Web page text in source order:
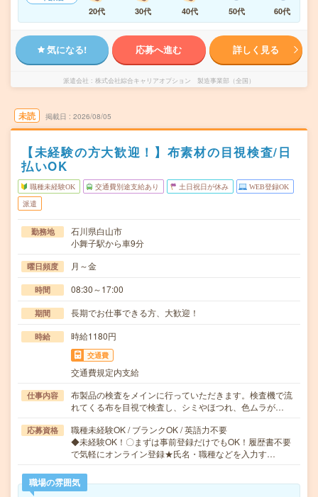
20代
30代 40代 50代 60代
気になる! 応募へ進む 詳しく見る
派遣会社 株式会社綜合キャリアオプション 製造事業部（全国）
未読 掲載日 2026/08/05
【未経験の方大歓迎！】布素材の目視検査/日
払いOK
職種未経験OK 交通費別途支給あり 土日祝日が休み WEB登録OK
派遣
勤務地
石川県白山市
小舞子駅から車9分
曜日頻度 月～金
時間 08:30～17:00
期間 長期でお仕事できる方、大歓迎！
時給 時給1180円
交通費
交通費規定内支給
仕事内容
布製品の検査をメインに行っていただきます。検査機で流
れてくる布を目視で検査し、シミやほつれ、色ムラが…
応募資格
職種未経験OK / ブランクOK / 英語力不要
◆未経験OK！〇まずは事前登録だけでもOK！履歴書不要
で気軽にオンライン登録★氏名・職種などを入力す…
職場の雰囲気